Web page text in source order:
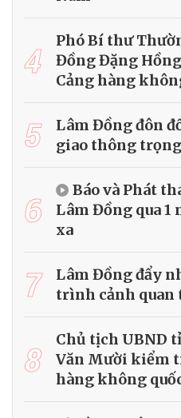
4
Phó Bí thư
Đồng Đặng
Cảng hàng
5
Lâm Đồng đôn
giao thông
6
Báo và Phát
Lâm Đồng qua 1
xa
7
Lâm Đồng đẩy
trình cảnh quan
8
Chủ tịch UBND
Văn Mười kiểm
hàng không